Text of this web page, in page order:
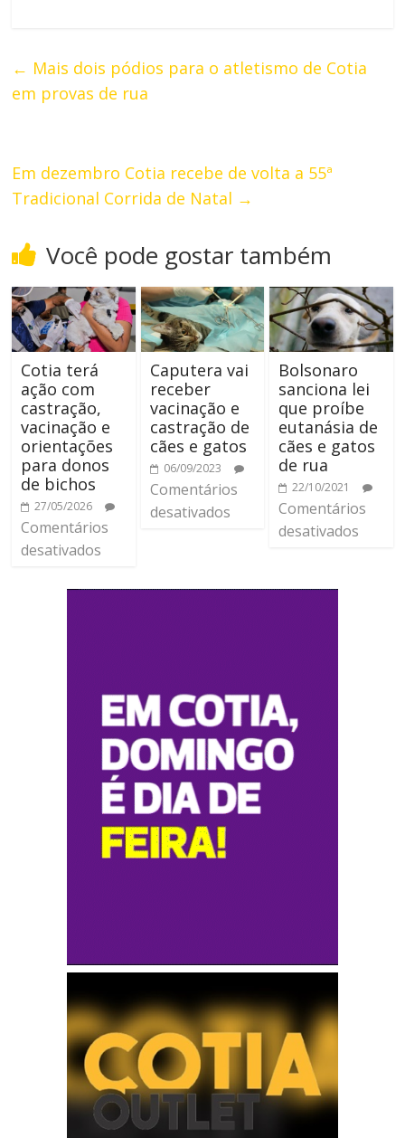
← Mais dois pódios para o atletismo de Cotia
em provas de rua
Em dezembro Cotia recebe de volta a 55ª
Tradicional Corrida de Natal →
Você pode gostar também
Cotia terá
ação com
castração,
vacinação e
orientações
para donos
de bichos
27/05/2026
Comentários
desativados
Caputera vai
receber
vacinação e
castração de
cães e gatos
06/09/2023
Comentários
desativados
Bolsonaro
sanciona lei
que proíbe
eutanásia de
cães e gatos
de rua
22/10/2021
Comentários
desativados